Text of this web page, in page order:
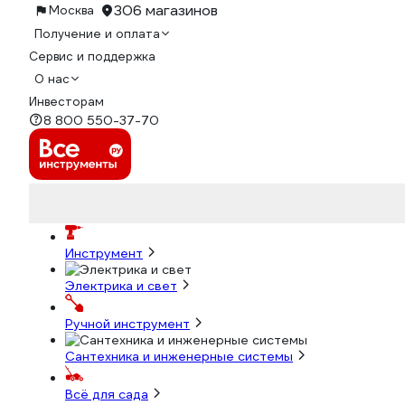
Москва 306 магазинов
Получение и оплата
Сервис и поддержка
О нас
Инвесторам
8 800 550-37-70
Инструмент
Электрика и свет
Ручной инструмент
Сантехника и инженерные системы
Всё для сада